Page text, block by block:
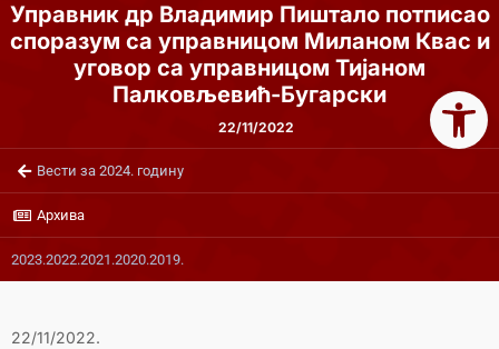
Управник др Владимир Пиштало потписао
споразум са управницом Миланом Квас и
уговор са управницом Тијаном
Палковљевић-Бугарски
22/11/2022
Вести за 2024. годину
Архива
2023.2022.2021.2020.2019.
22/11/2022.